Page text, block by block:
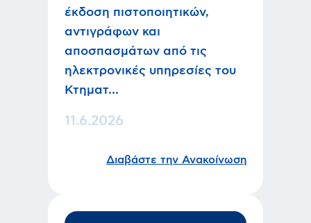
έκδοση πιστοποιητικών,
αντιγράφων και
αποσπασμάτων από τις
ηλεκτρονικές υπηρεσίες του
Κτηματ...
11.6.2026
Διαβάστε την Ανακοίνωση